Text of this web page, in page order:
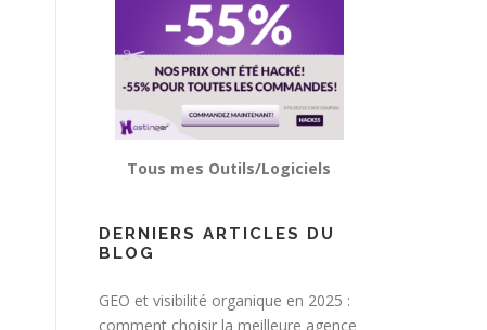
Tous mes Outils/Logiciels
DERNIERS ARTICLES DU
BLOG
GEO et visibilité organique en 2025 :
comment choisir la meilleure agence